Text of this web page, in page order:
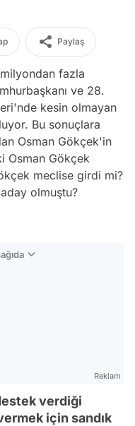
Paylaş
fazla
ve 28.
kesin olmayan
Bu sonuçlara
Osman Gökçek'in
Osman Gökçek
meclise girdi mi?
olmuştu?
Reklam
verdiği
için sandık